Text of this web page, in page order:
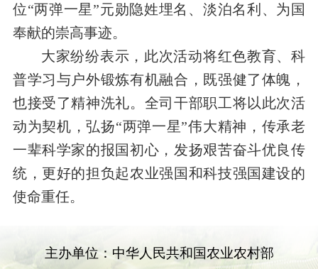
位“两弹一星”元勋隐姓埋名、淡泊名利、为国
奉献的崇高事迹。
大家纷纷表示，此次活动将红色教育、科
普学习与户外锻炼有机融合，既强健了体魄，
也接受了精神洗礼。全司干部职工将以此次活
动为契机，弘扬“两弹一星”伟大精神，传承老
一辈科学家的报国初心，发扬艰苦奋斗优良传
统，更好的担负起农业强国和科技强国建设的
使命重任。
主办单位：中华人民共和国农业农村部